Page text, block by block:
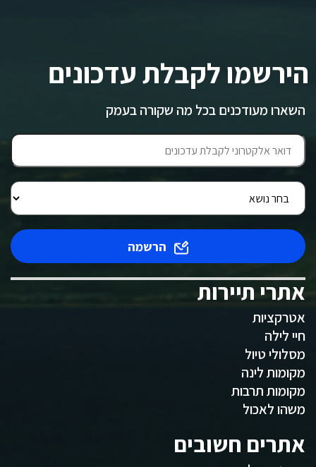
הירשמו לקבלת עדכונים
השארו מעודכנים בכל מה שקורה בעמק
הרשמה
אתרי תיירות
אטרקציות
חיי לילה
מסלולי טיול
מקומות לינה
מקומות תרבות
משהו לאכול
אתרים חשובים